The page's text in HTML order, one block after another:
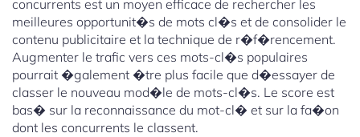
concurrents est un moyen efficace de rechercher les
meilleures opportunit�s de mots cl�s et de consolider le
contenu publicitaire et la technique de r�f�rencement.
Augmenter le trafic vers ces mots-cl�s populaires
pourrait �galement �tre plus facile que d�essayer de
classer le nouveau mod�le de mots-cl�s. Le score est
bas� sur la reconnaissance du mot-cl� et sur la fa�on
dont les concurrents le classent.